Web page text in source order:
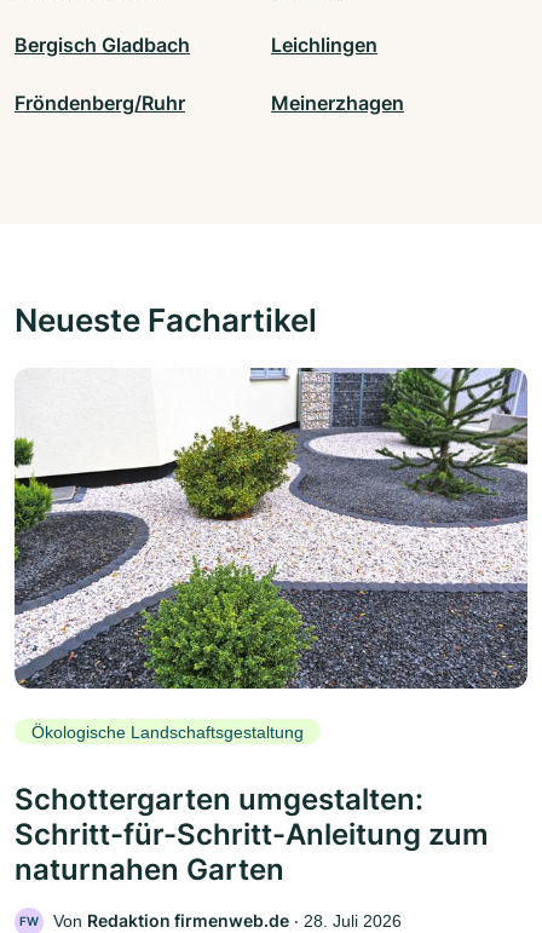
Bergisch Gladbach Leichlingen
Fröndenberg/Ruhr Meinerzhagen
Neueste Fachartikel
Ökologische Landschaftsgestaltung
Schottergarten umgestalten:
Schritt-für-Schritt-Anleitung zum
naturnahen Garten
FW Von Redaktion firmenweb.de ‧ 28. Juli 2026